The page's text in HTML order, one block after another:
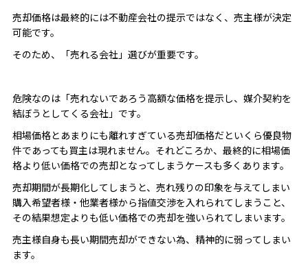
売却価格は最終的には不動産会社の提示ではなく、売主様が決定
可能です。
そのため、「売れる会社」選びが重要です。
危険なのは「売れないであろう高額な価格を提示し、媒介契約を
結ぼうとしてくる会社」です。
相場価格とあまりにも離れすぎている売却価格だといくら優良物
件であっても買主は現れません。それどころか、最終的に相場価
格より低い価格での売却となってしまうケースも多くあります。
売却期間が長期化してしまうと、売れ残りの印象を与えてしまい
購入希望者様・他業者様から指値交渉を入れられてしまうこと、
その結果想定よりも低い価格での売却を強いられてしまいます。
売主様自身も長い期間売却ができない為、精神的に弱ってしまい
ます。